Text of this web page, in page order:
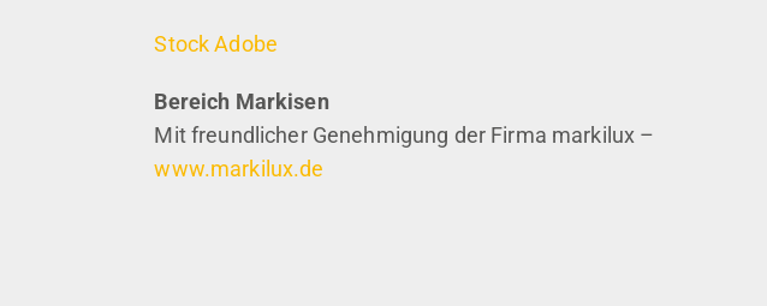
Stock Adobe
Bereich Markisen
Mit freundlicher Ge­neh­mi­gung der Fir­ma markilux –
www.markilux.de